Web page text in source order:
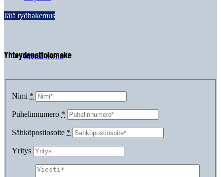
Menu Menu
Jätä työhakemus
Yhteydenottolomake
Nimi *
Puhelinnumero *
Sähköpostiosoite *
Yritys